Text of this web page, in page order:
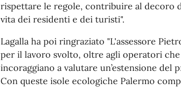
rispettare le regole, contribuire al decoro
vita dei residenti e dei turisti".
Lagalla ha poi ringraziato "L'assessore
per il lavoro svolto, oltre agli operatori
incoraggiano a valutare un’estensione del
Con queste isole ecologiche Palermo